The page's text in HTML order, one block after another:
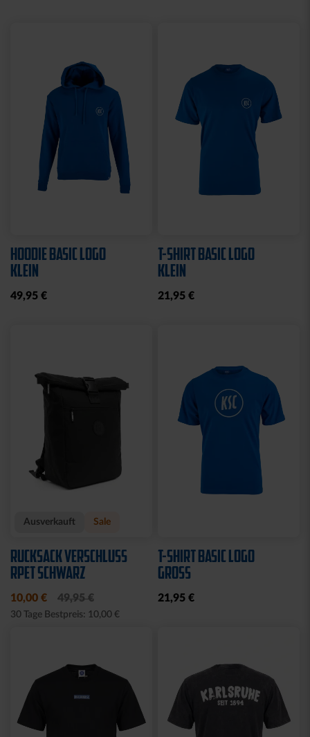
HOODIE BASIC LOGO
KLEIN
49,95 €
T-SHIRT BASIC LOGO
KLEIN
21,95 €
Ausverkauft Sale
RUCKSACK VERSCHLUSS
RPET SCHWARZ
10,00 € 49,95 €
30 Tage Bestpreis: 10,00 €
T-SHIRT BASIC LOGO
GROSS
21,95 €